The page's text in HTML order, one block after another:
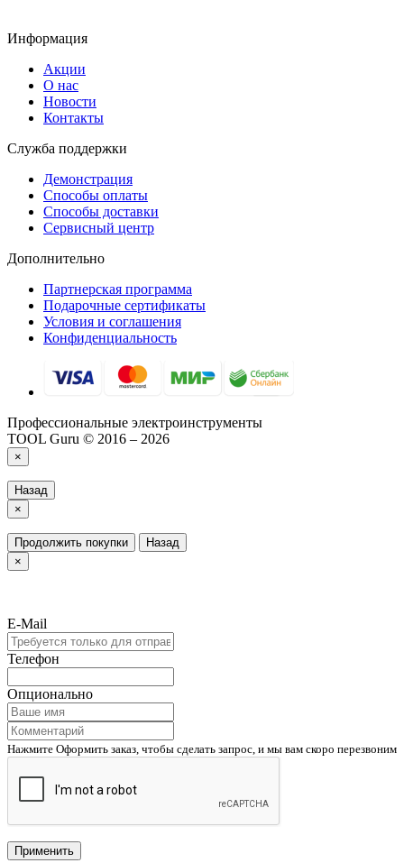
Информация
Акции
О нас
Новости
Контакты
Служба поддержки
Демонстрация
Способы оплаты
Способы доставки
Сервисный центр
Дополнительно
Партнерская программа
Подарочные сертификаты
Условия и соглашения
Конфиденциальность
Профессиональные электроинструменты
TOOL Guru © 2016 – 2026
×
Назад
×
Продолжить покупки
Назад
×
E-Mail
Телефон
Опционально
Нажмите Оформить заказ, чтобы сделать запрос, и мы вам скоро перезвоним
Применить